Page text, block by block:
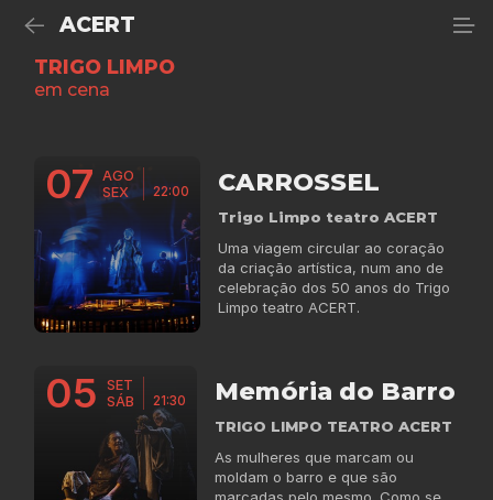
ACERT
TRIGO LIMPO
em cena
07 AGO
SEX
22:00 CARROSSEL
Trigo Limpo teatro ACERT
Uma viagem circular ao coração
da criação artística, num ano de
celebração dos 50 anos do Trigo
Limpo teatro ACERT.
05
SET
SÁB
21:30 Memória do Barro
TRIGO LIMPO TEATRO ACERT
As mulheres que marcam ou
moldam o barro e que são